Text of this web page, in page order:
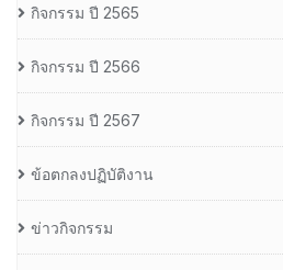
กิจกรรม ปี 2565
กิจกรรม ปี 2566
กิจกรรม ปี 2567
ข้อตกลงปฏิบัติงาน
ข่าวกิจกรรม